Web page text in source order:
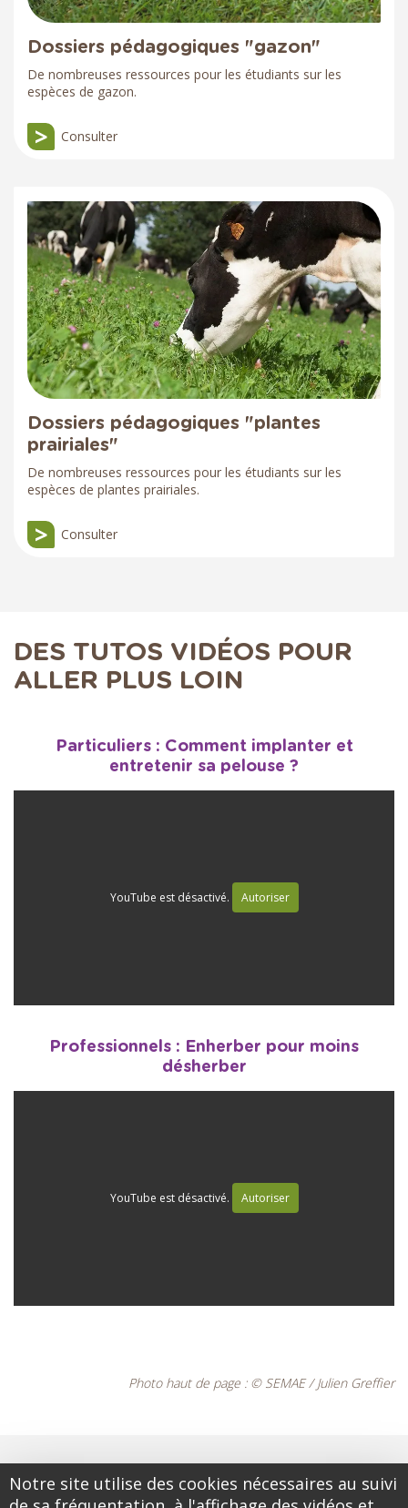
Dossiers pédagogiques "gazon"
De nombreuses ressources pour les étudiants sur les
espèces de gazon.
Consulter
Dossiers pédagogiques "plantes
prairiales"
De nombreuses ressources pour les étudiants sur les
espèces de plantes prairiales.
Consulter
DES TUTOS VIDÉOS POUR
ALLER PLUS LOIN
Particuliers : Comment implanter et
entretenir sa pelouse ?
YouTube est désactivé. Autoriser
Professionnels : Enherber pour moins
désherber
YouTube est désactivé. Autoriser
Photo haut de page : © SEMAE / Julien Greffier
Notre site utilise des cookies nécessaires au suivi